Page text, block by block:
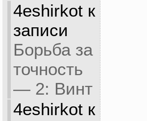
4eshirkotк
записи
Борьба за
точность
— 2: Винт
4eshirkotк